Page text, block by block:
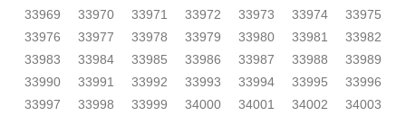
33969
33970 33971 33972 33973 33974
33975
33976
33977 33978 33979 33980 33981
33982
33983
33984 33985 33986 33987 33988
33989
33990
33991 33992 33993 33994 33995
33996
33997
33998 33999 34000 34001 34002
34003